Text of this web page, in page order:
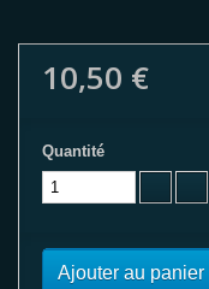
10,50 €
Quantité
Ajouter au panier